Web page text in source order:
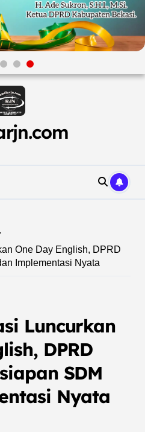
One Day English, DPRD
Implementasi Nyata
Luncurkan
DPRD
SDM
Nyata